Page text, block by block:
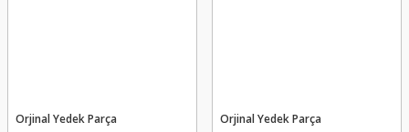
Orjinal Yedek Parça Orjinal Yedek Parça